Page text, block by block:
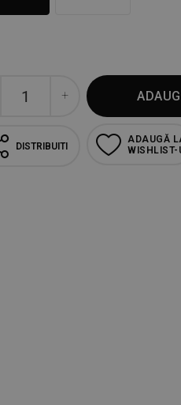
DISTRIBUITI
ADAUGĂ
WISHLIST-